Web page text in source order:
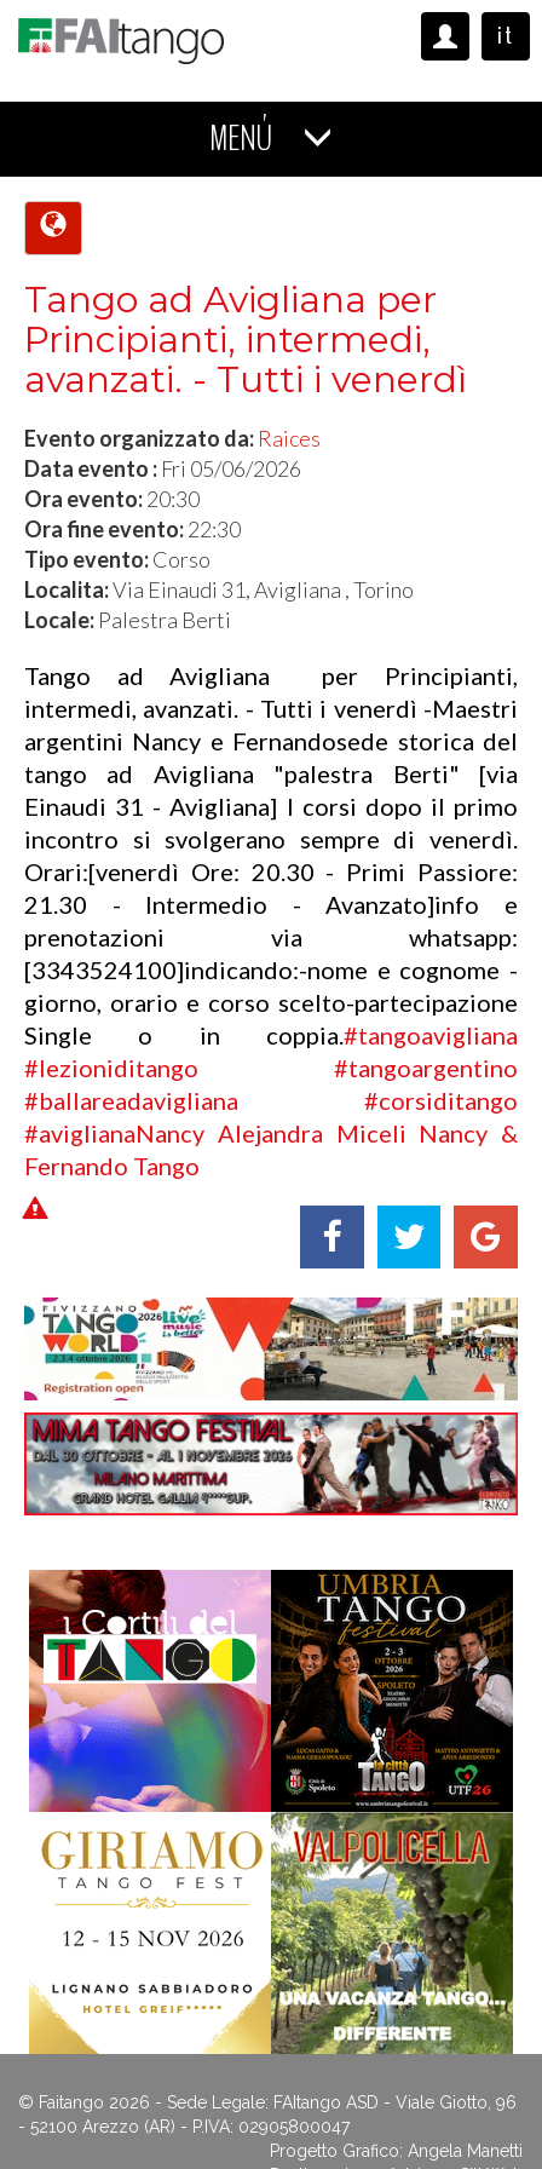
it
MENÚ
Tango ad Avigliana per
Principianti, intermedi,
avanzati. - Tutti i venerdì
Evento organizzato da: Raices
Data evento : Fri 05/06/2026
Ora evento:20:30
Ora fine evento:22:30
Tipo evento:Corso
Localita:Via Einaudi 31, Avigliana , Torino
Locale: Palestra Berti
Tango ad Avigliana per Principianti,
intermedi, avanzati. - Tutti i venerdì -Maestri
argentini Nancy e Fernandosede storica del
tango ad Avigliana "palestra Berti" [via
Einaudi 31 - Avigliana] I corsi dopo il primo
incontro si svolgerano sempre di venerdì.
Orari:[venerdì Ore: 20.30 - Primi Passiore:
21.30 - Intermedio - Avanzato]info e
prenotazioni via whatsapp:
[3343524100]indicando:-nome e cognome -
giorno, orario e corso scelto-partecipazione
Single o in coppia.#tangoavigliana
#lezioniditango
#tangoargentino
#ballareadavigliana
#corsiditango
#aviglianaNancy Alejandra Miceli Nancy &
Fernando Tango
© Faitango 2026 - Sede Legale: FAItango ASD - Viale Giotto, 96
- 52100 Arezzo (AR) - P.IVA: 02905800047
Progetto Grafico: Angela Manetti